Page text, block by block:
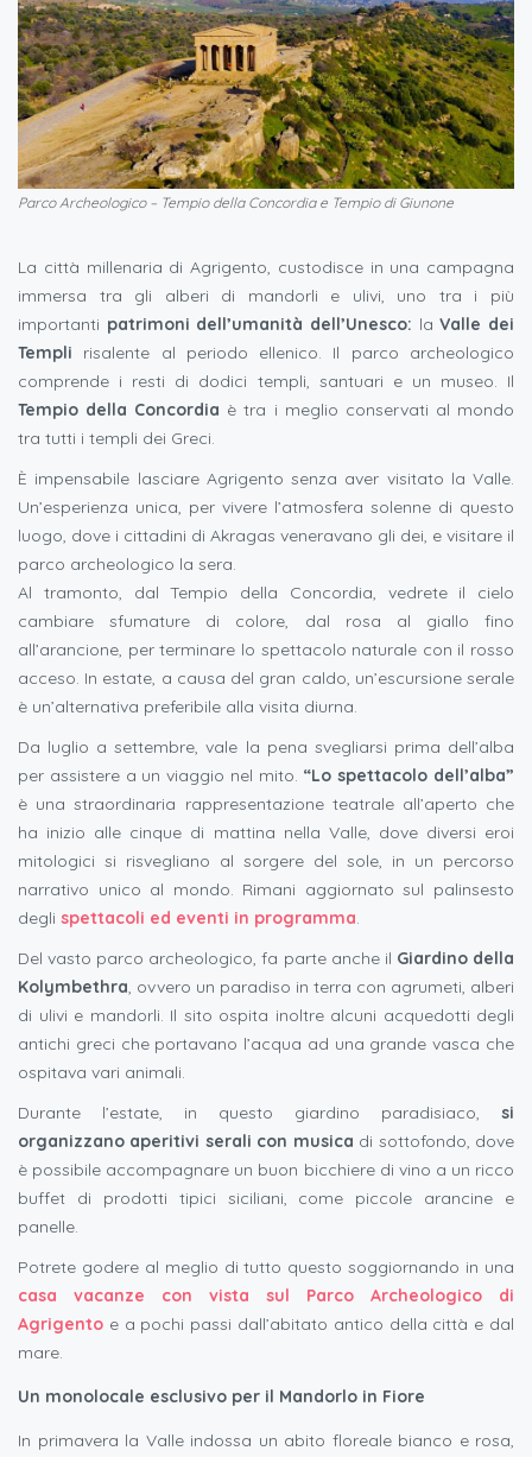
Parco Archeologico – Tempio della Concordia e Tempio di Giunone
La città millenaria di Agrigento, custodisce in una campagna
immersa tra gli alberi di mandorli e ulivi, uno tra i più
importanti patrimoni dell’umanità dell’Unesco: laValle dei
Templi risalente al periodo ellenico. Il parco archeologico
comprende i resti di dodici templi, santuari e un museo. Il
Tempio della Concordia è tra i meglio conservati al mondo
tra tutti i templi dei Greci.
È impensabile lasciare Agrigento senza aver visitato la Valle.
Un’esperienza unica, per vivere l’atmosfera solenne di questo
luogo, dove i cittadini di Akragas veneravano gli dei, e visitare il
parco archeologico la sera.
Al tramonto, dal Tempio della Concordia, vedrete il cielo
cambiare sfumature di colore, dal rosa al giallo fino
all’arancione, per terminare lo spettacolo naturale con il rosso
acceso. In estate, a causa del gran caldo, un’escursione serale
è un’alternativa preferibile alla visita diurna.
Da luglio a settembre, vale la pena svegliarsi prima dell’alba
per assistere a un viaggio nel mito. “Lo spettacolo dell’alba”
è una straordinaria rappresentazione teatrale all’aperto che
ha inizio alle cinque di mattina nella Valle, dove diversi eroi
mitologici si risvegliano al sorgere del sole, in un percorso
narrativo unico al mondo. Rimani aggiornato sul palinsesto
degli spettacoli ed eventi in programma.
Del vasto parco archeologico, fa parte anche il Giardino della
Kolymbethra, ovvero un paradiso in terra con agrumeti, alberi
di ulivi e mandorli. Il sito ospita inoltre alcuni acquedotti degli
antichi greci che portavano l’acqua ad una grande vasca che
ospitava vari animali.
Durante l’estate, in questo giardino paradisiaco, si
organizzano aperitivi serali con musica di sottofondo, dove
è possibile accompagnare un buon bicchiere di vino a un ricco
buffet di prodotti tipici siciliani, come piccole arancine e
panelle.
Potrete godere al meglio di tutto questo soggiornando in una
casa vacanze con vista sul Parco Archeologico di
Agrigento e a pochi passi dall’abitato antico della città e dal
mare.
Un monolocale esclusivo per il Mandorlo in Fiore
In primavera la Valle indossa un abito floreale bianco e rosa,